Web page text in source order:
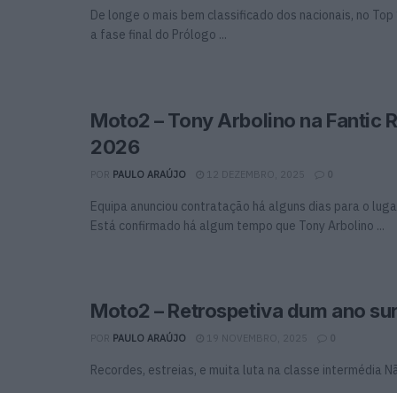
De longe o mais bem classificado dos nacionais, no Top
a fase final do Prólogo ...
Moto2 – Tony Arbolino na Fantic
2026
PAULO ARAÚJO 0
Equipa anunciou contratação há alguns dias para o
Está confirmado há algum tempo que Tony Arbolino ...
Moto2 – Retrospetiva dum ano
PAULO ARAÚJO 19 NOVEMBRO, 2025 0
Recordes, estreias, e muita luta na classe intermédia